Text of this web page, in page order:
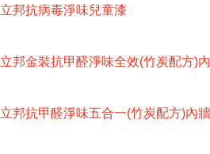
立邦抗病毒淨味兒童漆
立邦金裝抗甲醛淨味全效(竹炭配方)
立邦抗甲醛淨味五合一(竹炭配方)內